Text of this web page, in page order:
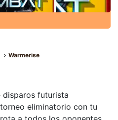
Warmerise
disparos futurista
eliminatorio con tu